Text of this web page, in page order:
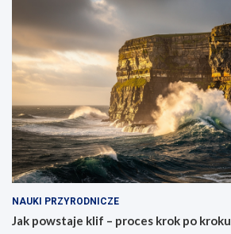
NAUKI PRZYRODNICZE
Jak powstaje klif – proces krok po kroku